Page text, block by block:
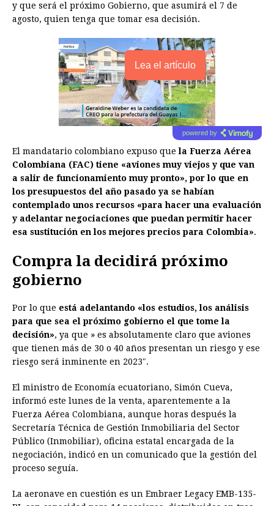
y que será el próximo Gobierno, que asumirá el 7 de
agosto, quien tenga que tomar esa decisión.
Lea el artículo
powered by
El mandatario colombiano expuso quela Fuerza Aérea
Colombiana (FAC) tiene «aviones muy viejos y que van
a salir de funcionamiento muy pronto», por lo que en
los presupuestos del año pasado ya se habían
contemplado unos recursos «para hacer una evaluación
y adelantar negociaciones que puedan permitir hacer
esa sustitución en los mejores precios para Colombia».
Compra la decidirá próximo
gobierno
Por lo que está adelantando «los estudios, los análisis
para que sea el próximo gobierno el que tome la
decisión», ya que » es absolutamente claro que aviones
que tienen más de 30 o 40 años presentan un riesgo y ese
riesgo será inminente en 2023″.
El ministro de Economía ecuatoriano, Simón Cueva,
informó este lunes de la venta, aparentemente a la
Fuerza Aérea Colombiana, aunque horas después la
Secretaría Técnica de Gestión Inmobiliaria del Sector
Público (Inmobiliar), oficina estatal encargada de la
negociación, indicó en un comunicado que la gestión del
proceso seguía.
La aeronave en cuestión es un Embraer Legacy EMB-135-